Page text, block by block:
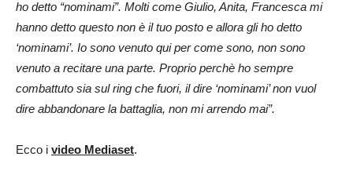
ho detto “nominami”. Molti come Giulio, Anita, Francesca mi
hanno detto questo non è il tuo posto e allora gli ho detto
‘nominami’. Io sono venuto qui per come sono, non sono
venuto a recitare una parte. Proprio perchè ho sempre
combattuto sia sul ring che fuori, il dire ‘nominami’ non vuol
dire abbandonare la battaglia, non mi arrendo mai”.
Ecco i video Mediaset.